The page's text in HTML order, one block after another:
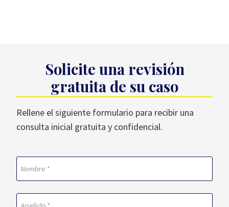
Solicite una revisión
gratuita de su caso
Rellene el siguiente formulario para recibir una
consulta inicial gratuita y confidencial.
(Obligatorio)